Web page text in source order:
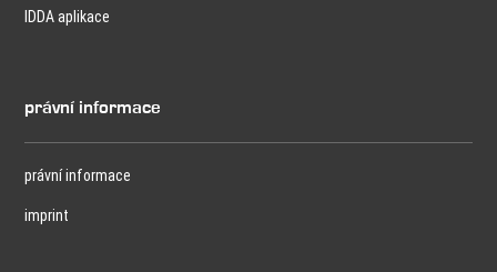
IDDA aplikace
právní informace
právní informace
imprint